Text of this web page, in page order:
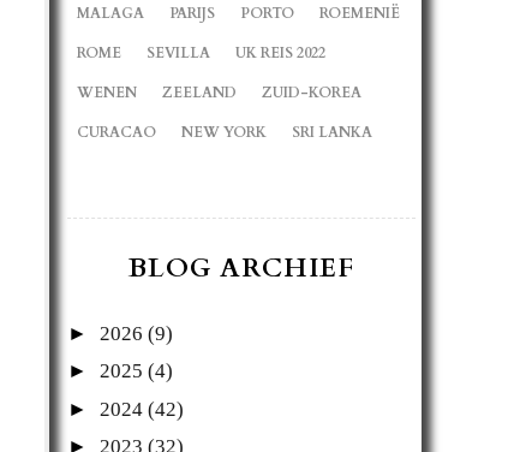
MALAGA PARIJS PORTO ROEMENIË
ROME SEVILLA UK REIS 2022
WENEN ZEELAND ZUID-KOREA
CURACAO NEW YORK SRI LANKA
BLOG ARCHIEF
► 2026 (9)
► 2025 (4)
► 2024 (42)
► 2023 (32)